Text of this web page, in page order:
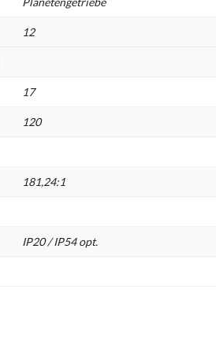
12
17
120
181,24:1
IP20 / IP54 opt.